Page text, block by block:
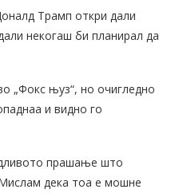
Трамп откри дали
некогаш би планирал да
„Фокс њуз“, но очигледно
и видно го
прашање што
дека тоа е мошне